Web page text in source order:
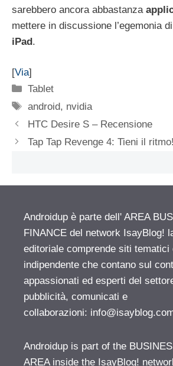
sarebbero ancora abbastanza
mettere in discussione l’egemonia di
iPad.
[Via]
Categorie
Tablet
Tag
android, nvidia
HTC Desire S – Recensione
Tap Tap Revenge 4: Tieni il ritmo!
Androidup è parte dell' AREA
FINANCE del network IsayBlog!
editoriale comprende siti tematici
indipendente che contano sul
appassionati ed esperti del
pubblicità, comunicati e
collaborazioni:
Androidup is part of the
AREA inside the IsayBlog!